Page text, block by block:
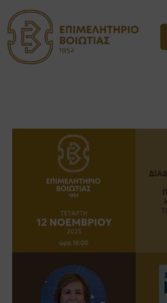
ΤΟ
ΕΠΙΜΕΛΗΤΗΡΙΟ
ΕΠΙΚΟΙΝΩΝΙΑ